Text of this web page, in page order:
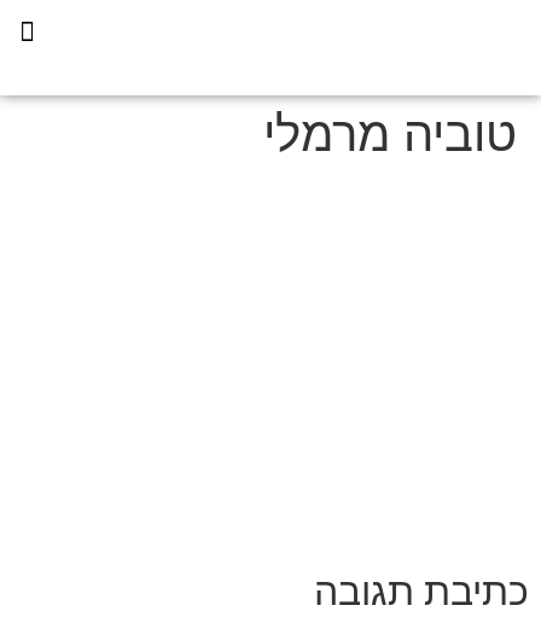
טוביה מרמלי
כתיבת תגובה